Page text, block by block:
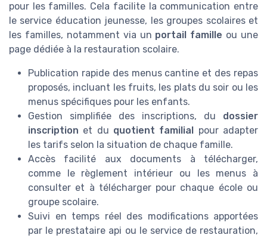
pour les familles. Cela facilite la communication entre
le service éducation jeunesse, les groupes scolaires et
les familles, notamment via un portail famille ou une
page dédiée à la restauration scolaire.
Publication rapide des menus cantine et des repas
proposés, incluant les fruits, les plats du soir ou les
menus spécifiques pour les enfants.
Gestion simplifiée des inscriptions, du dossier
inscription et du quotient familial pour adapter
les tarifs selon la situation de chaque famille.
Accès facilité aux documents à télécharger,
comme le règlement intérieur ou les menus à
consulter et à télécharger pour chaque école ou
groupe scolaire.
Suivi en temps réel des modifications apportées
par le prestataire api ou le service de restauration,